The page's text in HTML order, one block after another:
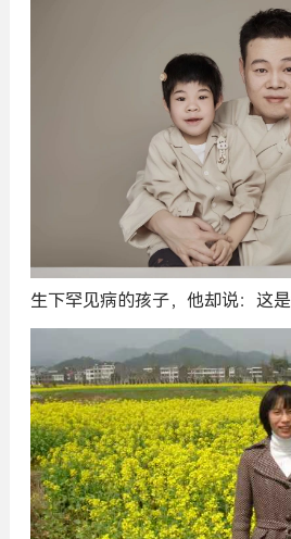
生下罕见病的孩子，他却说：这